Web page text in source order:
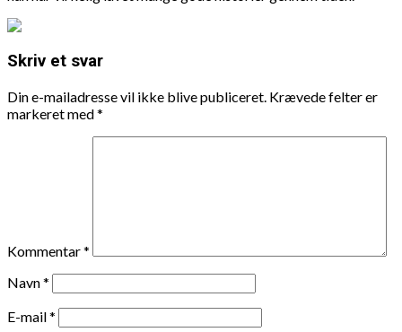
Skriv et svar
Din e-mailadresse vil ikke blive publiceret. Krævede felter er
markeret med*
Kommentar*
Navn*
E-mail*